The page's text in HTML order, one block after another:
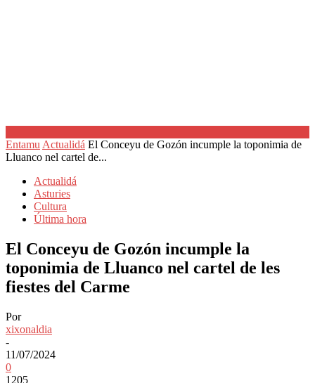
Entamu Actualidá El Conceyu de Gozón incumple la toponimia de
Lluanco nel cartel de...
Actualidá
Asturies
Cultura
Última hora
El Conceyu de Gozón incumple la
toponimia de Lluanco nel cartel de les
fiestes del Carme
Por
xixonaldia
-
11/07/2024
0
1205